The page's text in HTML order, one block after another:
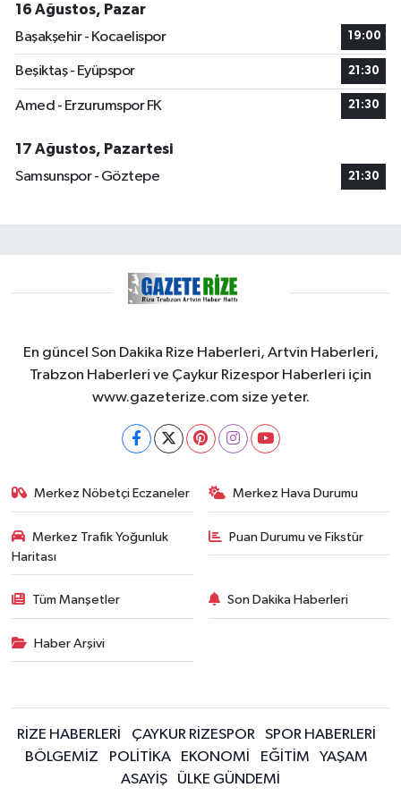
16 Ağustos, Pazar
Başakşehir - Kocaelispor
19:00
Beşiktaş - Eyüpspor 21:30
Amed - Erzurumspor FK 21:30
17 Ağustos, Pazartesi
Samsunspor - Göztepe
21:30
En güncel Son Dakika Rize Haberleri, Artvin Haberleri,
Trabzon Haberleri ve Çaykur Rizespor Haberleri için
www.gazeterize.com size yeter.
Merkez Nöbetçi Eczaneler Merkez Hava Durumu
Merkez Trafik Yoğunluk
Haritası
Puan Durumu ve Fikstür
Tüm Manşetler Son Dakika Haberleri
Haber Arşivi
RİZE HABERLERİ ÇAYKUR RİZESPOR
SPOR HABERLERİ
BÖLGEMİZ
POLİTİKA EKONOMİ EĞİTİM
YAŞAM
ASAYİŞ
ÜLKE GÜNDEMİ